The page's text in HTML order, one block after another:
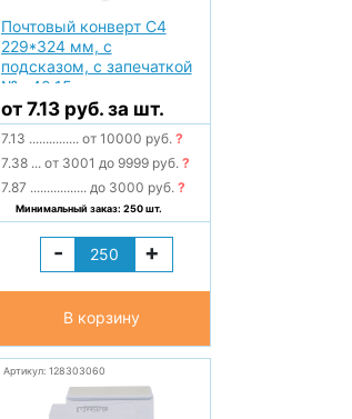
Почтовый конверт С4
229*324 мм, с
подсказом, с запечаткой
№ с40.15
от 7.13 руб. за шт.
7.13 ............... от 10000 руб. ?
7.38 ... от 3001 до 9999 руб. ?
7.87 ................. до 3000 руб. ?
Минимальный заказ: 250 шт.
- +
В корзину
Артикул: 128303060